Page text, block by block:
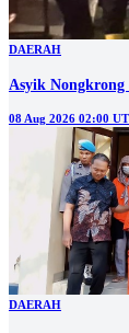
DAERAH
Asyik
08 Aug 2026 02:00
DAERAH